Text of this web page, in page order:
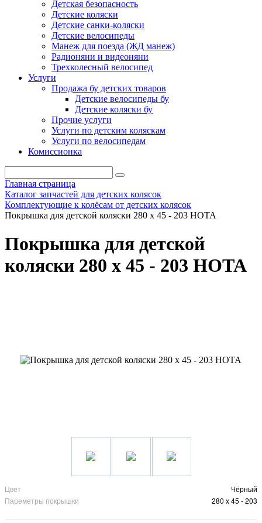
Детская безопасность
Детские коляски
Детские санки-коляски
Детские велосипеды
Манеж для поезда (ЖД манеж)
Радионяни и видеоняни
Трехколесный велосипед
Услуги
Продажа бу детских товаров
Детские велосипеды бу
Детские коляски бу
Прочие услуги
Услуги по детским коляскам
Услуги по велосипедам
Комиссионка
Главная страница
Каталог запчастей для детских колясок
Комплектующие к колёсам от детских колясок
Покрышка для детской коляски 280 х 45 - 203 HOTA
Покрышка для детской
коляски 280 х 45 - 203 HOTA
Цвет
Чёрный
Пареметры покрышки
280 x 45 - 203